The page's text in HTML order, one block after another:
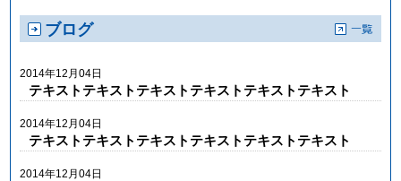
ブログ
2014年12月04日
テキストテキストテキストテキストテキストテキスト
2014年12月04日
テキストテキストテキストテキストテキストテキスト
2014年12月04日